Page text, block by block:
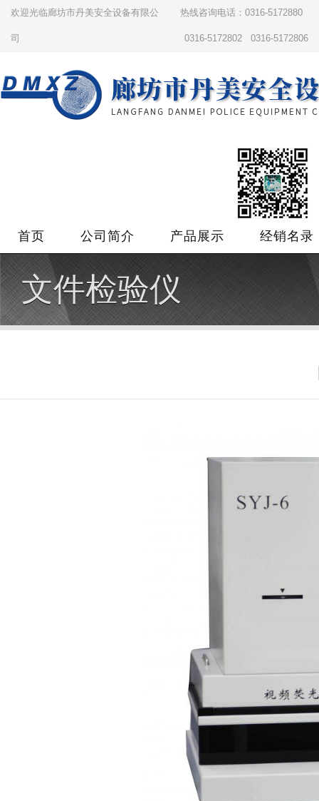
欢迎光临廊坊市丹美安全设备有限公
司
热线咨询电话：0316-5172880
0316-5172802 0316-5172806
首页 公司简介 产品展示 经销名录
文件检验仪